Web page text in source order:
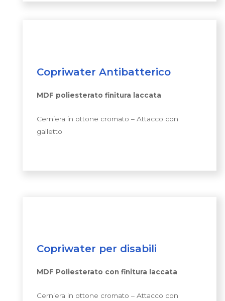
Copriwater Antibatterico
MDF poliesterato finitura laccata
Cerniera in ottone cromato – Attacco con
galletto
Copriwater per disabili
MDF Poliesterato con finitura laccata
Cerniera in ottone cromato – Attacco con